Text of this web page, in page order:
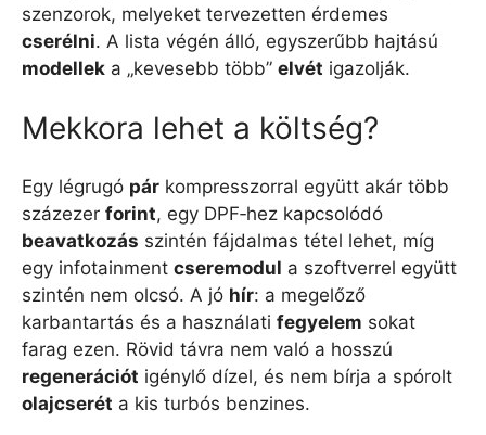
szenzorok, melyeket tervezetten érdemes
cserélni. A lista végén álló, egyszerűbb hajtású
modellek a „kevesebb több” elvét igazolják.
Mekkora lehet a költség?
Egy légrugó pár kompresszorral együtt akár több
százezer forint, egy DPF‑hez kapcsolódó
beavatkozás szintén fájdalmas tétel lehet, míg
egy infotainment cseremodul a szoftverrel együtt
szintén nem olcsó. A jó hír: a megelőző
karbantartás és a használati fegyelem sokat
farag ezen. Rövid távra nem való a hosszú
regenerációt igénylő dízel, és nem bírja a spórolt
olajcserét a kis turbós benzines.